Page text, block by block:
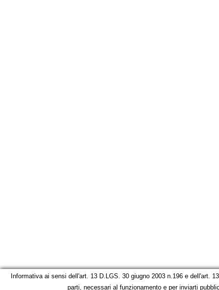
Informativa ai sensi dell'art. 13 D.LGS. 30 giugno 2003 n.196 e dell'art.
parti, necessari al funzionamento e per inviarti